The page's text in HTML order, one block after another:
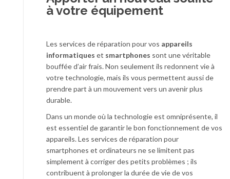
à votre équipement
Les services de réparation pour vos appareils
informatiques et smartphones sont une véritable
bouffée d’air frais. Non seulement ils redonnent vie à
votre technologie, mais ils vous permettent aussi de
prendre part à un mouvement vers un avenir plus
durable.
Dans un monde où la technologie est omniprésente, il
est essentiel de garantir le bon fonctionnement de vos
appareils. Les services de réparation pour
smartphones et ordinateurs ne se limitent pas
simplement à corriger des petits problèmes ; ils
contribuent à prolonger la durée de vie de vos